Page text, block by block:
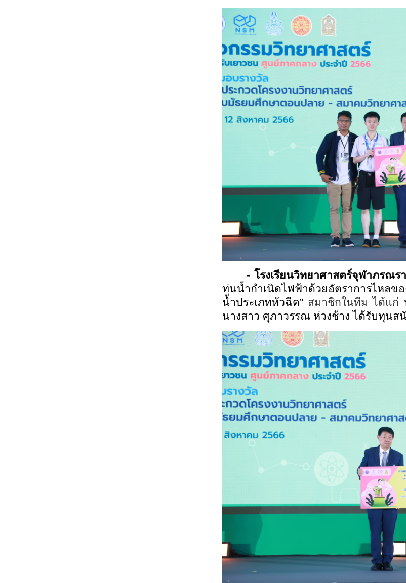
-โรงเรียนวิทยาศาสตร์จุฬาภรณ
ทุ่นน้ำกำเนิดไฟฟ้าด้วยอัตราการไหลข
น้ำประเภทหัวฉีด”สมาชิกในทีม ได้แก่
นางสาว ศุภาวรรณ ห่วงช้าง ได้รับทุนส